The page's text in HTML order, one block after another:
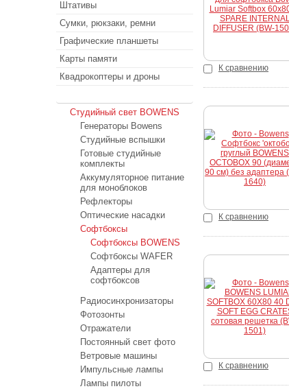
К сравнению
К сравнению
К сравнению
Штативы
Сумки, рюкзаки, ремни
Графические планшеты
Карты памяти
Квадрокоптеры и дроны
Студийный свет BOWENS
Генераторы Bowens
Студийные вспышки
Готовые студийные
комплекты
Аккумуляторное питание
для моноблоков
Рефлекторы
Оптические насадки
Софтбоксы
Софтбоксы BOWENS
Софтбоксы WAFER
Адаптеры для
софтбоксов
Радиосинхронизаторы
Фотозонты
Отражатели
Постоянный свет фото
Ветровые машины
Импульсные лампы
Лампы пилоты